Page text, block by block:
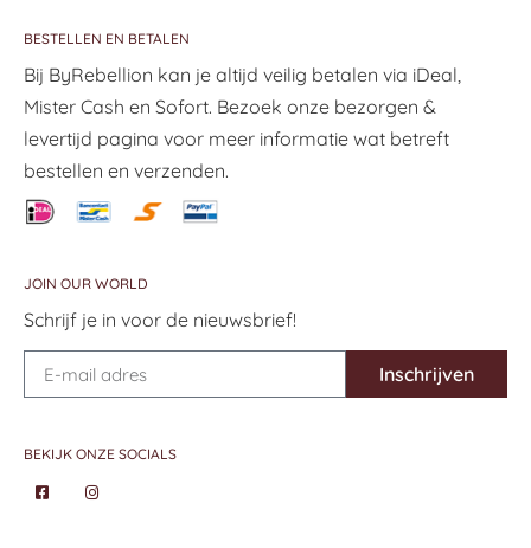
BESTELLEN EN BETALEN
Bij ByRebellion kan je altijd veilig betalen via iDeal,
Mister Cash en Sofort. Bezoek onze bezorgen &
levertijd pagina voor meer informatie wat betreft
bestellen en verzenden.
JOIN OUR WORLD
Schrijf je in voor de nieuwsbrief!
Inschrijven
BEKIJK ONZE SOCIALS